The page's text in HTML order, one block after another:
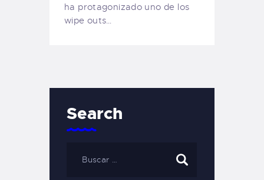
ha protagonizado uno de los
wipe outs…
Search